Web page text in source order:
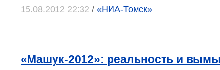
15.08.2012 22:32 / «НИА-Томск»
«Машук-2012»: реальность и